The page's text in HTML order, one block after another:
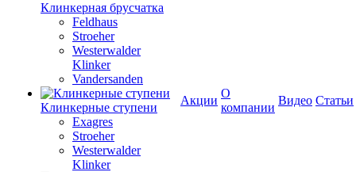
Клинкерная брусчатка
Feldhaus
Stroeher
Westerwalder
Klinker
Vandersanden
Клинкерные ступени
Exagres
Stroeher
Westerwalder
Klinker
Акции
О
компании
Видео Статьи